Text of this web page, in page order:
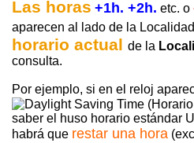
Las horas +1h. +2h. etc. o
aparecen al lado de la
horario actual de la
consulta.
Por ejemplo, si en el reloj
saber el huso horario estándar
habrá que restar una hora